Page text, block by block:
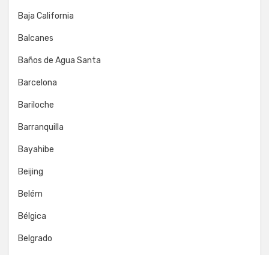
Baja California
Balcanes
Baños de Agua Santa
Barcelona
Bariloche
Barranquilla
Bayahibe
Beijing
Belém
Bélgica
Belgrado